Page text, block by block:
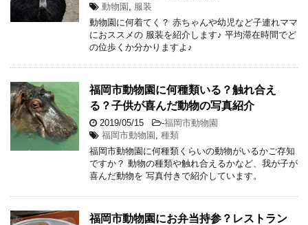
動物園
服装
動物園に何着てく？ 赤ちゃんや幼児など子連れママ
におススメの 服装を紹介します♪ 平均滞在時間でど
の位歩くか分かりますよ♪
福岡市動物園に何種類いる？触れ合え
る？子供が喜んだ動物の写真紹介
2019/05/15 -福岡市動物園
福岡市動物園 種類
福岡市動物園に何種類くらいの動物がいるかご存知
ですか？ 動物の種類や触れ合えるかなど、我が子が
喜んだ動物を 写真付きで紹介しています。
福岡市動物園にお弁当持参？レストラン